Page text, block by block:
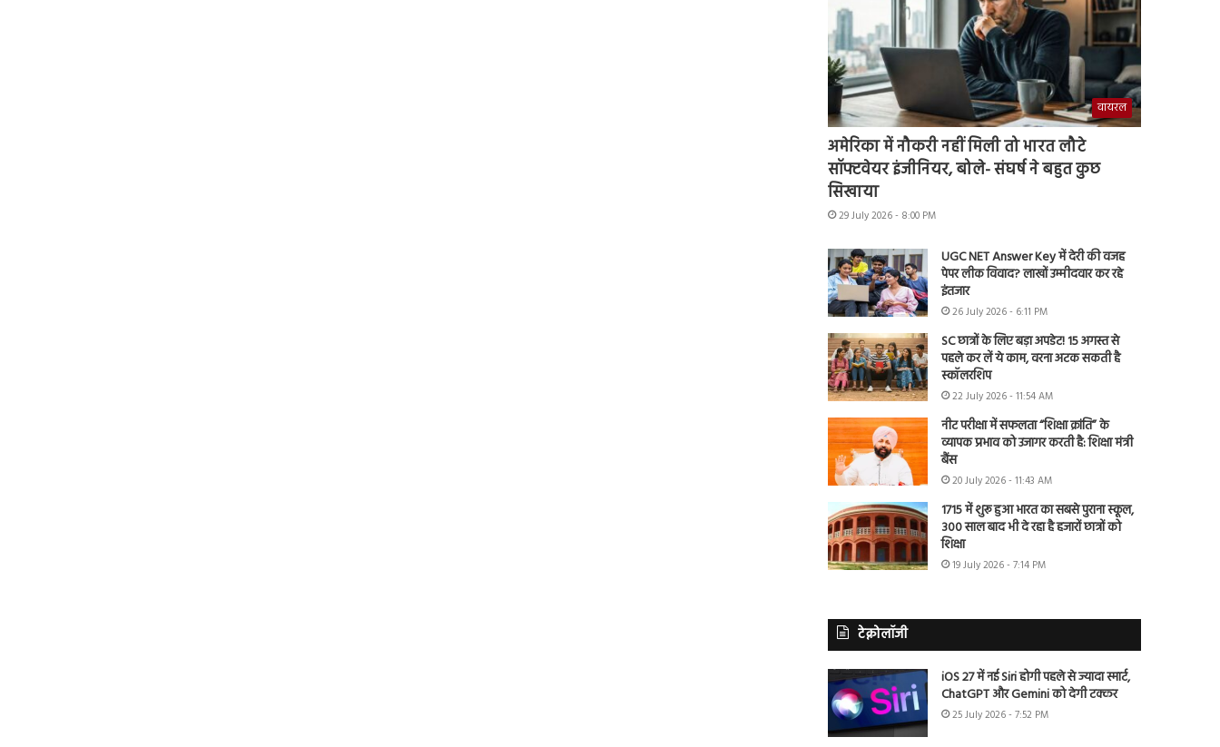
वायरल
अमेरिका में नौकरी नहीं मिली तो भारत लौटे
सॉफ्टवेयर इंजीनियर, बोले- संघर्ष ने बहुत कुछ
सिखाया
29 July 2026 - 8:00 PM
UGC NET Answer Key में देरी की वजह
पेपर लीक विवाद? लाखों उम्मीदवार कर रहे
इंतजार
26 July 2026 - 6:11 PM
SC छात्रों के लिए बड़ा अपडेट! 15 अगस्त से
पहले कर लें ये काम, वरना अटक सकती है
स्कॉलरशिप
22 July 2026 - 11:54 AM
नीट परीक्षा में सफलता “शिक्षा क्रांति” के
व्यापक प्रभाव को उजागर करती है: शिक्षा मंत्री
बैंस
20 July 2026 - 11:43 AM
1715 में शुरू हुआ भारत का सबसे पुराना स्कूल,
300 साल बाद भी दे रहा है हजारों छात्रों को
शिक्षा
19 July 2026 - 7:14 PM
टेक्नोलॉजी
iOS 27 में नई Siri होगी पहले से ज्यादा स्मार्ट,
ChatGPT और Gemini को देगी टक्कर
25 July 2026 - 7:52 PM